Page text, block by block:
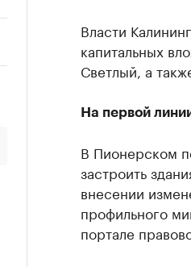
Власти
капитальных
Светлый, а
На первой
В Пионерском
застроить
внесении
профильного
портале